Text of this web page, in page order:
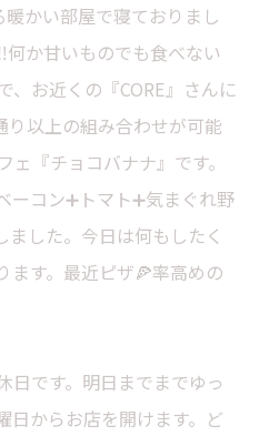
かい部屋で寝ておりまし
か甘いものでも食べない
、お近くの『CORE』さんに
以上の組み合わせが可能
『チョコバナナ』です。
ーコン➕トマト➕気まぐれ野
した。今日は何もしたく
ます。最近ピザ🍕率高めの
日です。明日までまでゆっ
日からお店を開けます。ど